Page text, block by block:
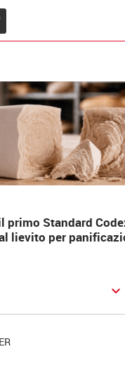
primo Standard
lievito per
keyboard_arrow_down